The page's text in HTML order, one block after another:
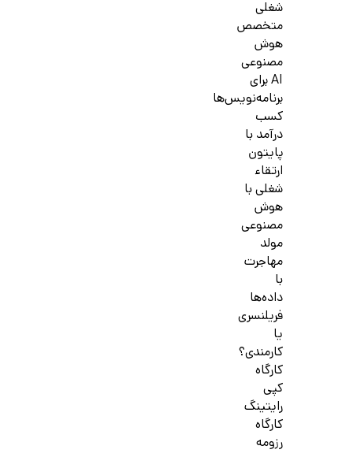
شغلی
متخصص
هوش
مصنوعی
AI برای
برنامه‌نویس‌ها
کسب
درآمد با
پایتون
ارتقاء
شغلی با
هوش
مصنوعی
مولد
مهاجرت
با
داده‌ها
فریلنسری
یا
کارمندی؟
کارگاه
کپی
رایتینگ
کارگاه
رزومه